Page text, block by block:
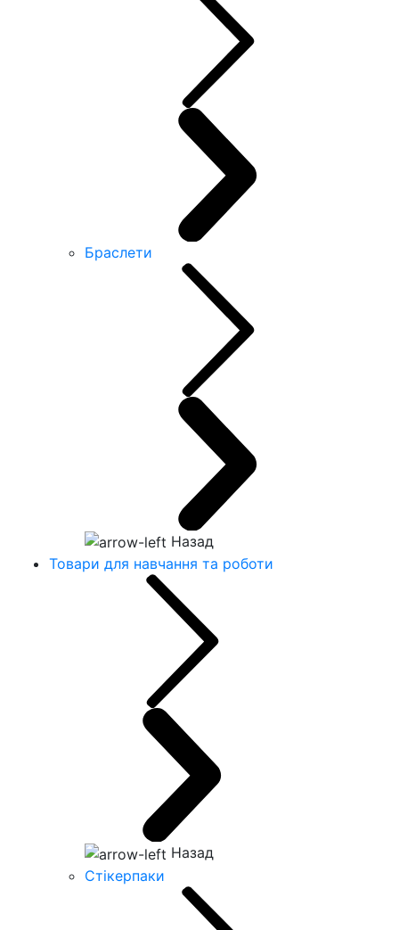
Браслети
Назад
Товари для навчання та роботи
Назад
Стікерпаки